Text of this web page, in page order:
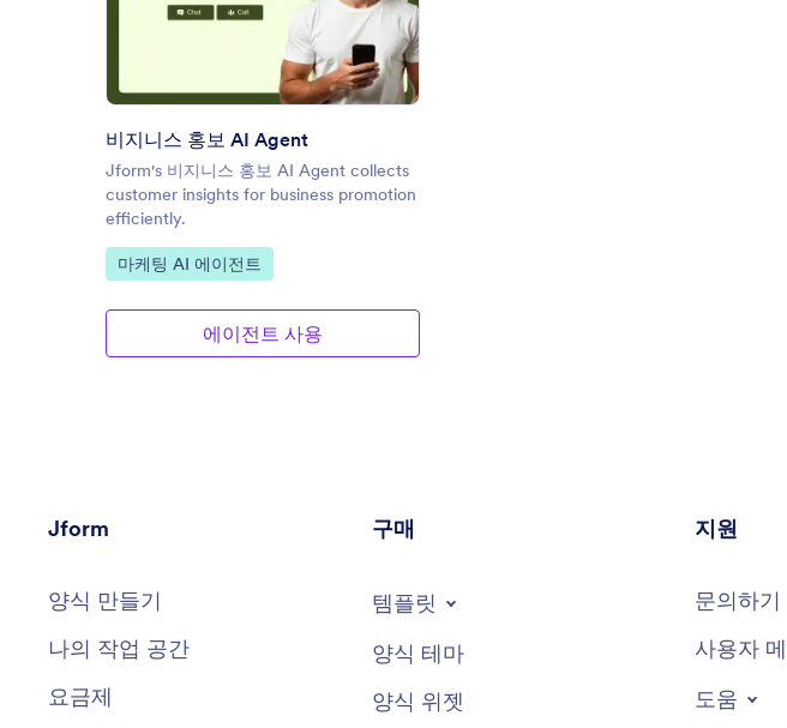
미리보기 : 비지니스 홍보 AI Agent
비지니스 홍보 AI Agent
Jform's 비지니스 홍보 AI Agent collects
customer insights for business promotion
efficiently.
카테고리로 이동:
마케팅 AI 에이전트
에이전트 사용
Jform
양식 만들기
나의 작업 공간
요금제
구매
템플릿
양식 테마
양식 위젯
지원
문의하기
사용자
도움